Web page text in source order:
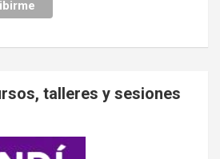
talleres y sesiones